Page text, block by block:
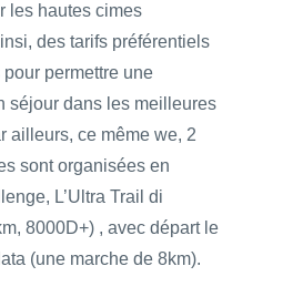
les hautes cimes
des tarifs préférentiels
permettre une
séjour dans les meilleures
ailleurs, ce même we, 2
sont organisées en
L’Ultra Trail di
8000D+) , avec départ le
(une marche de 8km).